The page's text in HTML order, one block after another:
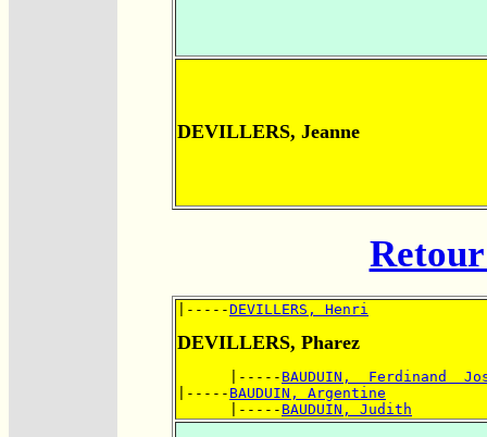
DEVILLERS, Jeanne
|-----DEVILLERS, Henri
DEVILLERS, Pharez
      |-----
BAUDUIN,  Ferdinand
|----- BAUDUIN, Argentine
      |-----
BAUDUIN, Judith